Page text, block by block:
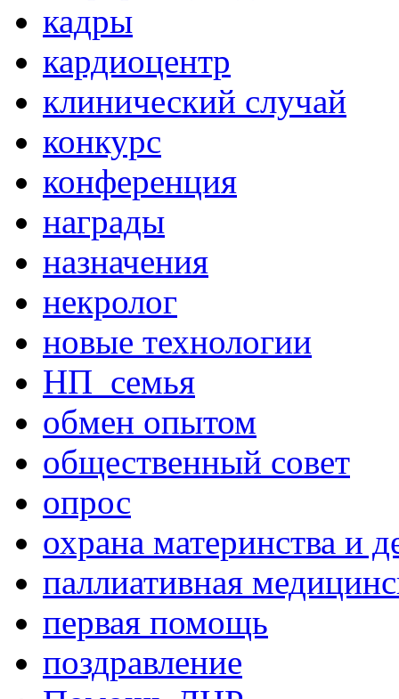
кадры
кардиоцентр
клинический случай
конкурс
конференция
награды
назначения
некролог
новые технологии
НП_семья
обмен опытом
общественный совет
опрос
охрана материнства и
паллиативная
первая помощь
поздравление